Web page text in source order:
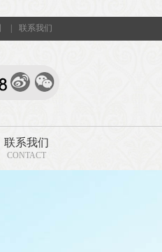
联系我们
联系我们
CONTACT